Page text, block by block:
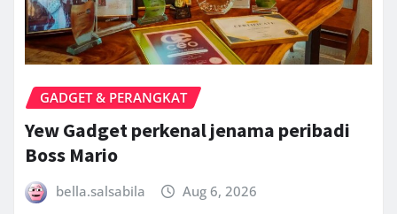
GADGET & PERANGKAT
Yew Gadget perkenal jenama peribadi
Boss Mario
bella.salsabila Aug 6, 2026